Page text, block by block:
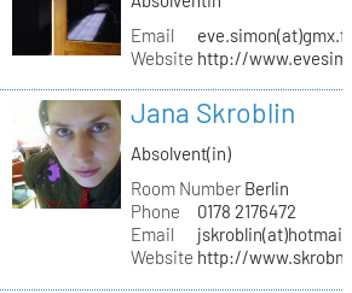
Email
eve.simon(at)gmx.fr
Website http://
Jana Skroblin
Absolvent(in)
Room NumberBerlin
Phone
0178 2176472
Email
Website http://